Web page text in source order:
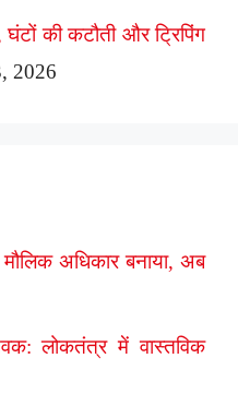
की कटौती और ट्रिपिंग
2026
अधिकार बनाया, अब
लोकतंत्र में वास्तविक